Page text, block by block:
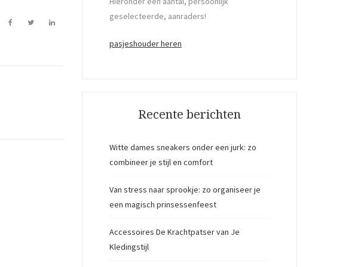
geselecteerde, aanraders!
pasjeshouder heren
Recente berichten
Witte dames sneakers onder een jurk: zo
combineer je stijl en comfort
Van stress naar sprookje: zo organiseer je
een magisch prinsessenfeest
Accessoires De Krachtpatser van Je
Kledingstijl